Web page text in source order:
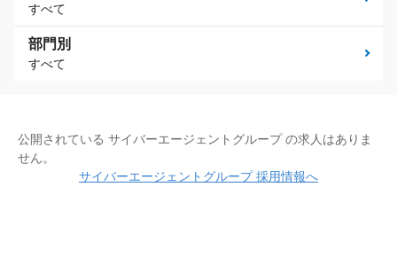
すべて
部門別
すべて
公開されている サイバーエージェントグループ の求人はありま
せん。
サイバーエージェントグループ 採用情報へ